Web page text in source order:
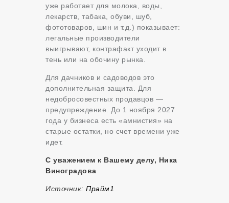
уже работает для молока, воды,
лекарств, табака, обуви, шуб,
фототоваров, шин и т.д.) показывает:
легальные производители
выигрывают, контрафакт уходит в
тень или на обочину рынка.
Для дачников и садоводов это
дополнительная защита. Для
недобросовестных продавцов —
предупреждение. До 1 ноября 2027
года у бизнеса есть «амнистия» на
старые остатки, но счет времени уже
идет.
С уважением к Вашему делу, Ника
Виноградова
Источник: Прайм1